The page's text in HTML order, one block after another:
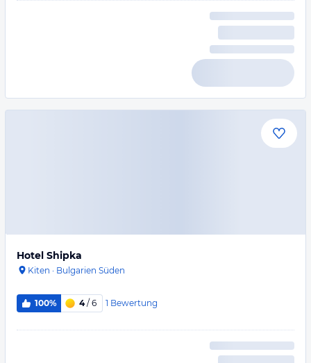
Hotel Shipka
Kiten · Bulgarien Süden
100% 4/ 6 1 Bewertung